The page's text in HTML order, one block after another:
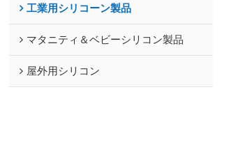
工業用シリコーン製品
マタニティ＆ベビーシリコン製品
屋外用シリコン